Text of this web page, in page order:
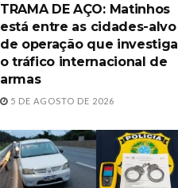
TRAMA DE AÇO: Matinhos
está entre as cidades-alvo
de operação que investiga
o tráfico internacional de
armas
5 DE AGOSTO DE 2026